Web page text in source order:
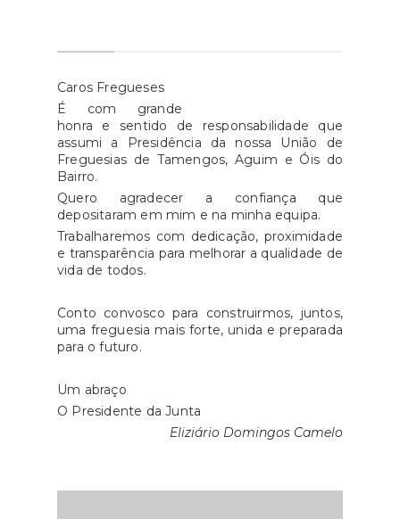
compromisso do Estado em
mais inclusiva, visando eliminar
barreiras estruturais e facilitar a
integração plena dos cidadãos
com deficiência. Para mais
informações, o INR disponibiliza
um canal de comunicação por
e-mail para o esclarecimento de
dúvidas: inr-
pih.prr@inr.mtsss.pt.Fonte: INR
Caros Fregueses
É com grande
honra e sentido de responsabilidade que
assumi a Presidência da nossa União de
Freguesias de Tamengos, Aguim e Óis do
Bairro.
Quero agradecer a confiança que
depositaram em mim e na minha equipa.
Trabalharemos com dedicação, proximidade
e transparência para melhorar a qualidade de
vida de todos.
Conto convosco para construirmos, juntos,
uma freguesia mais forte, unida e preparada
para o futuro.
Um abraço
O Presidente da Junta
Eliziário Domingos Camelo